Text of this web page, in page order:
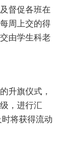
督促各班在
周上交的得
由学生科老
升旗仪式，
，进行汇
将获得流动